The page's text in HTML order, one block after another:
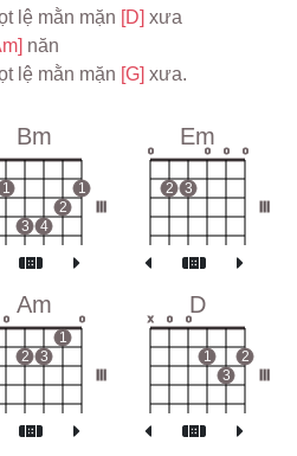
lệ mằn mặn [D] xưa
năn
lệ mằn mặn [G] xưa.
Bm
1
3 4
2
1
Em
o
2 3
o o o
Am
o
2 3
1
o
D
x o o
1
3
2